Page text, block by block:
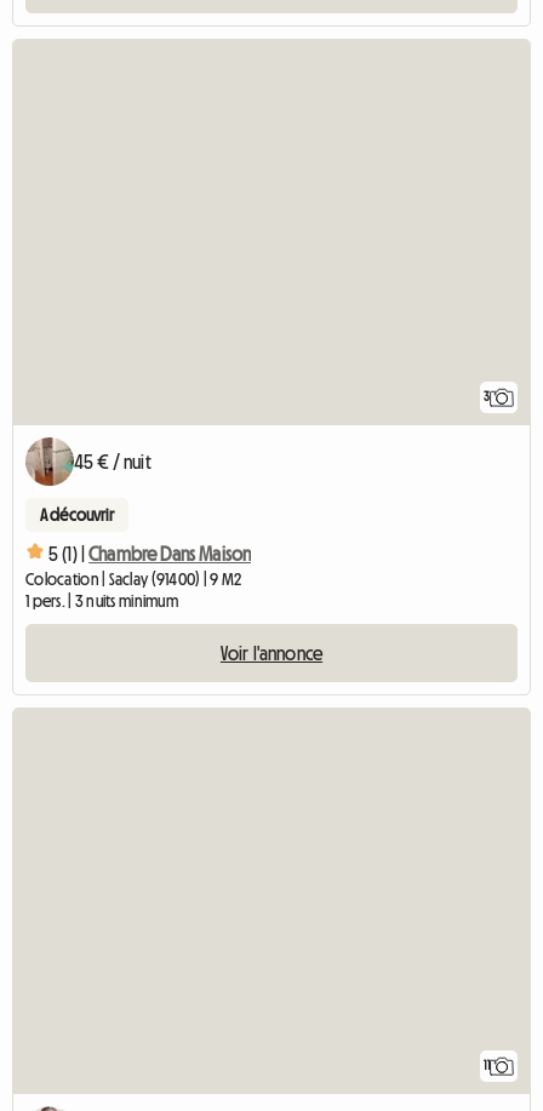
3
45 € / nuit
A découvrir
5 (1) | Chambre Dans Maison
Colocation | Saclay (91400) | 9 M2
1 pers. | 3 nuits minimum
Voir l'annonce